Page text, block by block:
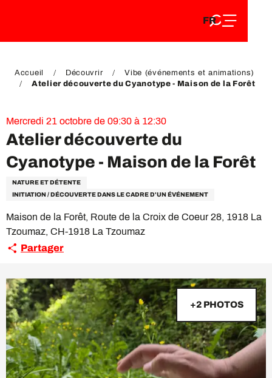
DE
FR
EN
Accueil Découvrir
Vibe (événements et animations)
Atelier découverte du Cyanotype - Maison de la Forêt
Mercredi 21 octobre de 09:30 à 12:30
Atelier découverte du
Cyanotype - Maison de la Forêt
NATURE ET DÉTENTE
INITIATION / DÉCOUVERTE DANS LE CADRE D'UN ÉVÉNEMENT
Maison de la Forêt, Route de la Croix de Coeur 28, 1918 La
Tzoumaz, CH-1918 La Tzoumaz
Partager
+2 PHOTOS